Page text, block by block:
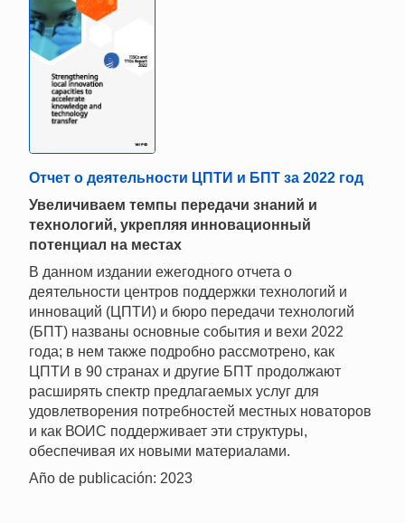
Отчет о деятельности ЦПТИ и БПТ за 2022 год
Увеличиваем темпы передачи знаний и
технологий, укрепляя инновационный
потенциал на местах
В данном издании ежегодного отчета о
деятельности центров поддержки технологий и
инноваций (ЦПТИ) и бюро передачи технологий
(БПТ) названы основные события и вехи 2022
года; в нем также подробно рассмотрено, как
ЦПТИ в 90 странах и другие БПТ продолжают
расширять спектр предлагаемых услуг для
удовлетворения потребностей местных новаторов
и как ВОИС поддерживает эти структуры,
обеспечивая их новыми материалами.
Año de publicación: 2023